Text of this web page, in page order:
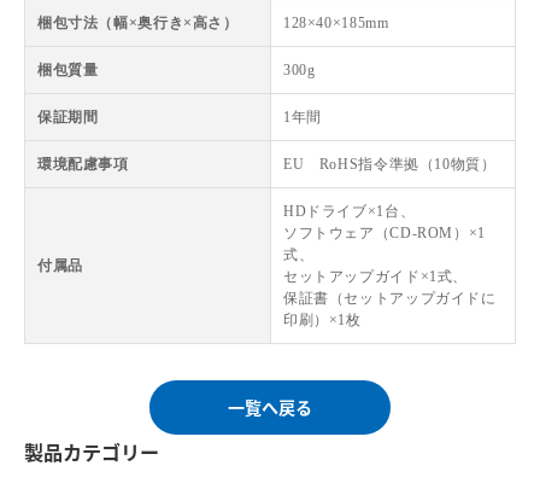
梱包寸法（幅×奥行き×高さ） 128×40×185mm
梱包質量 300g
保証期間 1年間
環境配慮事項 EU RoHS指令準拠（10物質）
付属品
HDドライブ×1台、
ソフトウェア（CD-ROM）×1
式、
セットアップガイド×1式、
保証書（セットアップガイドに
印刷）×1枚
一覧へ戻る
製品カテゴリー